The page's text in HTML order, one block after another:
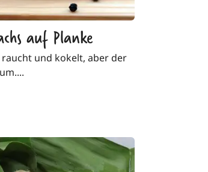
auf Planke
raucht und kokelt, aber der